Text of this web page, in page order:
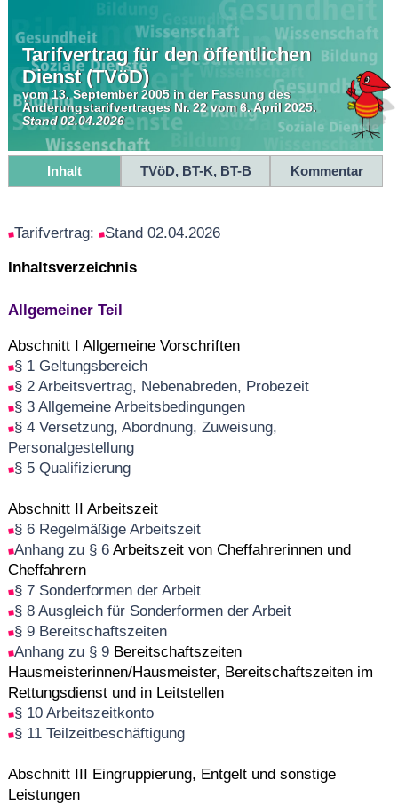
Tarifvertrag für den öffentlichen
Dienst (TVöD)
vom 13. September 2005 in der Fassung des
Änderungstarifvertrages Nr. 22 vom 6. April 2025.
Stand 02.04.2026
Inhalt TVöD, BT-K, BT-B Kommentar
Tarifvertrag: Stand 02.04.2026
Inhaltsverzeichnis
Allgemeiner Teil
Abschnitt I Allgemeine Vorschriften
§ 1 Geltungsbereich
§ 2 Arbeitsvertrag, Nebenabreden, Probezeit
§ 3 Allgemeine Arbeitsbedingungen
§ 4 Versetzung, Abordnung, Zuweisung,
Personalgestellung
§ 5 Qualifizierung
Abschnitt II Arbeitszeit
§ 6 Regelmäßige Arbeitszeit
Anhang zu § 6 Arbeitszeit von Cheffahrerinnen und
Cheffahrern
§ 7 Sonderformen der Arbeit
§ 8 Ausgleich für Sonderformen der Arbeit
§ 9 Bereitschaftszeiten
Anhang zu § 9 Bereitschaftszeiten
Hausmeisterinnen/Hausmeister, Bereitschaftszeiten im
Rettungsdienst und in Leitstellen
§ 10 Arbeitszeitkonto
§ 11 Teilzeitbeschäftigung
Abschnitt III Eingruppierung, Entgelt und sonstige
Leistungen